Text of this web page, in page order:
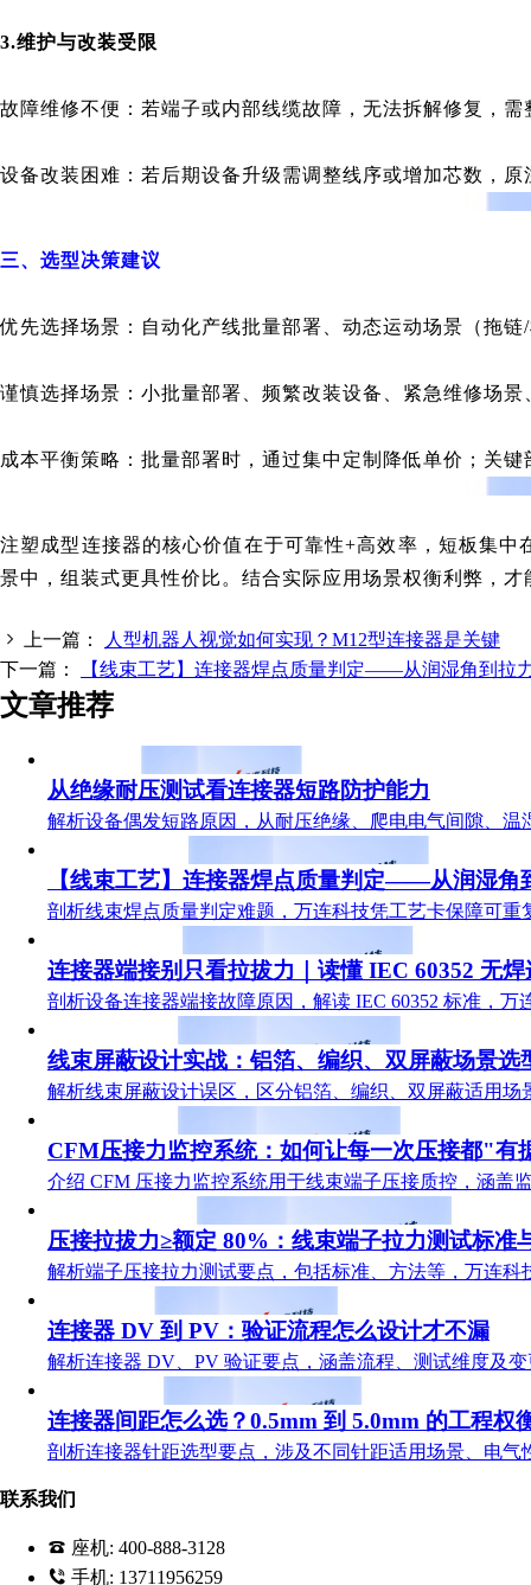
3.维护与改装受限
故障维修不便：若端子或内部线缆故障，无法拆解修复，
设备改装困难：若后期设备升级需调整线序或增加芯数，
三、选型决策建议
优先选择场景：自动化产线批量部署、动态运动场景（拖
谨慎选择场景：小批量部署、频繁改装设备、紧急维修场
成本平衡策略：批量部署时，通过集中定制降低单价；关
注塑成型连接器的核心价值在于可靠性+高效率，短板集
景中，组装式更具性价比。结合实际应用场景权衡利弊，
上一篇：
人型机器人视觉如何实现？M12型连接器是关键
下一篇：
【线束工艺】连接器焊点质量判定——从润湿角到拉
文章推荐
从绝缘耐压测试看连接器短路防护能力
解析设备偶发短路原因，从耐压绝缘、爬电电气间隙、温
【线束工艺】连接器焊点质量判定——从润湿角
剖析线束焊点质量判定难题，万连科技凭工艺卡保障可重
连接器端接别只看拉拔力｜读懂 IEC 60352 无
剖析设备连接器端接故障原因，解读 IEC 60352 标准，
线束屏蔽设计实战：铝箔、编织、双屏蔽场景选
解析线束屏蔽设计误区，区分铝箔、编织、双屏蔽适用
CFM压接力监控系统：如何让每一次压接都"有
介绍 CFM 压接力监控系统用于线束端子压接质控，涵盖
压接拉拔力≥额定 80%：线束端子拉力测试标准
解析端子压接拉力测试要点，包括标准、方法等，万连科
连接器 DV 到 PV：验证流程怎么设计才不漏
解析连接器 DV、PV 验证要点，涵盖流程、测试维度及
连接器间距怎么选？0.5mm 到 5.0mm 的工程权
剖析连接器针距选型要点，涉及不同针距适用场景、电
联系我们
座机: 400-888-3128
手机: 13711956259